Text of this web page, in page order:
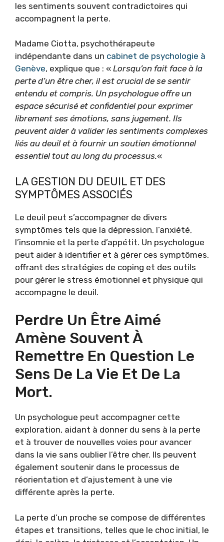
les sentiments souvent contradictoires qui
accompagnent la perte.
Madame Ciotta, psychothérapeute
indépendante dans un cabinet de psychologie à
Genève, explique que : « Lorsqu’on fait face à la
perte d’un être cher, il est crucial de se sentir
entendu et compris. Un psychologue offre un
espace sécurisé et confidentiel pour exprimer
librement ses émotions, sans jugement. Ils
peuvent aider à valider les sentiments complexes
liés au deuil et à fournir un soutien émotionnel
essentiel tout au long du processus.«
LA GESTION DU DEUIL ET DES
SYMPTÔMES ASSOCIÉS
Le deuil peut s’accompagner de divers
symptômes tels que la dépression, l’anxiété,
l’insomnie et la perte d’appétit. Un psychologue
peut aider à identifier et à gérer ces symptômes,
offrant des stratégies de coping et des outils
pour gérer le stress émotionnel et physique qui
accompagne le deuil.
Perdre Un Être Aimé
Amène Souvent À
Remettre En Question Le
Sens De La Vie Et De La
Mort.
Un psychologue peut accompagner cette
exploration, aidant à donner du sens à la perte
et à trouver de nouvelles voies pour avancer
dans la vie sans oublier l’être cher. Ils peuvent
également soutenir dans le processus de
réorientation et d’ajustement à une vie
différente après la perte.
La perte d’un proche se compose de différentes
étapes et transitions, telles que le choc initial, le